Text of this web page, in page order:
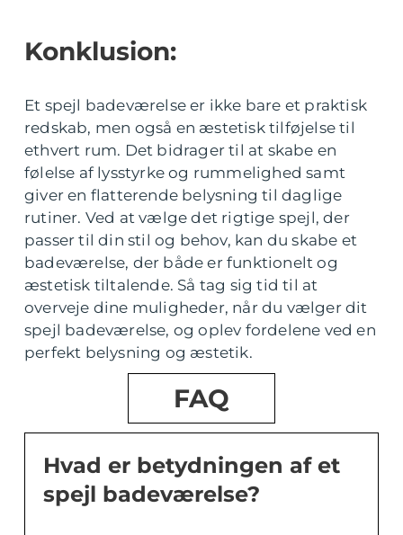
Konklusion:
Et spejl badeværelse er ikke bare et praktisk
redskab, men også en æstetisk tilføjelse til
ethvert rum. Det bidrager til at skabe en
følelse af lysstyrke og rummelighed samt
giver en flatterende belysning til daglige
rutiner. Ved at vælge det rigtige spejl, der
passer til din stil og behov, kan du skabe et
badeværelse, der både er funktionelt og
æstetisk tiltalende. Så tag sig tid til at
overveje dine muligheder, når du vælger dit
spejl badeværelse, og oplev fordelene ved en
perfekt belysning og æstetik.
FAQ
Hvad er betydningen af et
spejl badeværelse?